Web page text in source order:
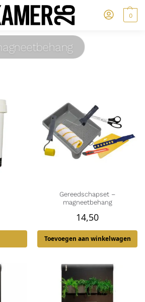
0
Gereedschapset –
magneetbehang
14,50
Toevoegen aan winkelwagen